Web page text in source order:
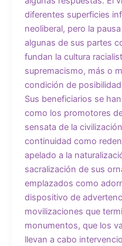
diferentes superficies
neoliberal, pero la
algunas de sus partes
fundan la cultura
supremacismo, más o
condición de
Sus beneficiarios se
como los promotores
sensata de la
continuidad como
apelado a la
sacralización de sus
emplazados como
dispositivo de
movilizaciones que
monumentos, que los
llevan a cabo